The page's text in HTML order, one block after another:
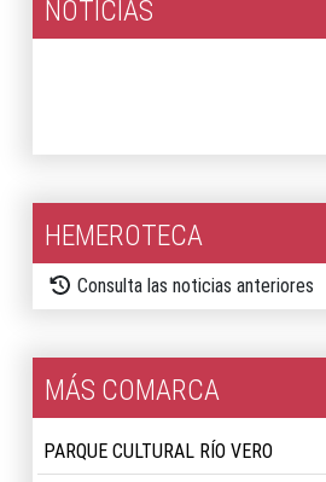
NOTICIAS
HEMEROTECA
Consulta las noticias anteriores
MÁS COMARCA
PARQUE CULTURAL RÍO VERO